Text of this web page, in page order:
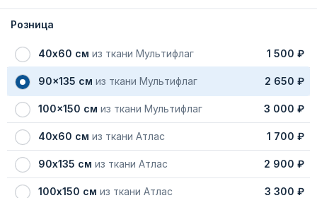
Розница
40х60 см из ткани Мультифлаг 1 500 ₽
90x135 см из ткани Мультифлаг 2 650 ₽
100x150 см из ткани Мультифлаг 3 000 ₽
40х60 см из ткани Атлас 1 700 ₽
90х135 см из ткани Атлас 2 900 ₽
100х150 см из ткани Атлас 3 300 ₽